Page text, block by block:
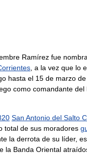
Ramírez fue
, a la vez que lo
hasta el 15 de marzo
como comandante
San Antonio del Salto
total de sus moradores
la derrota de su líder,
la Banda Oriental